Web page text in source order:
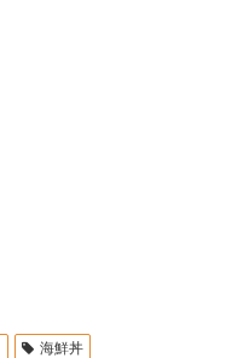
海鮮丼